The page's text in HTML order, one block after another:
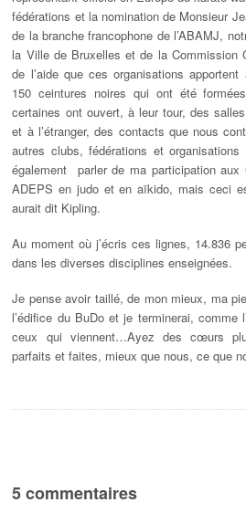
fédérations et la nomination de Monsieur
de la branche francophone de l’ABAMJ,
la Ville de Bruxelles et de la Commission
de l’aide que ces organisations
150 ceintures noires qui ont été
certaines ont ouvert, à leur tour, des
et à l’étranger, des contacts que nous
autres clubs, fédérations et
également parler de ma participation aux
ADEPS en judo et en aïkido, mais ceci
aurait dit Kipling.
Au moment où j’écris ces lignes, 14.836
dans les diverses disciplines enseignées.
Je pense avoir taillé, de mon mieux, ma
l’édifice du BuDo et je terminerai, comme
ceux qui viennent…Ayez des cœurs
parfaits et faites, mieux que nous, ce que
5 commentaires